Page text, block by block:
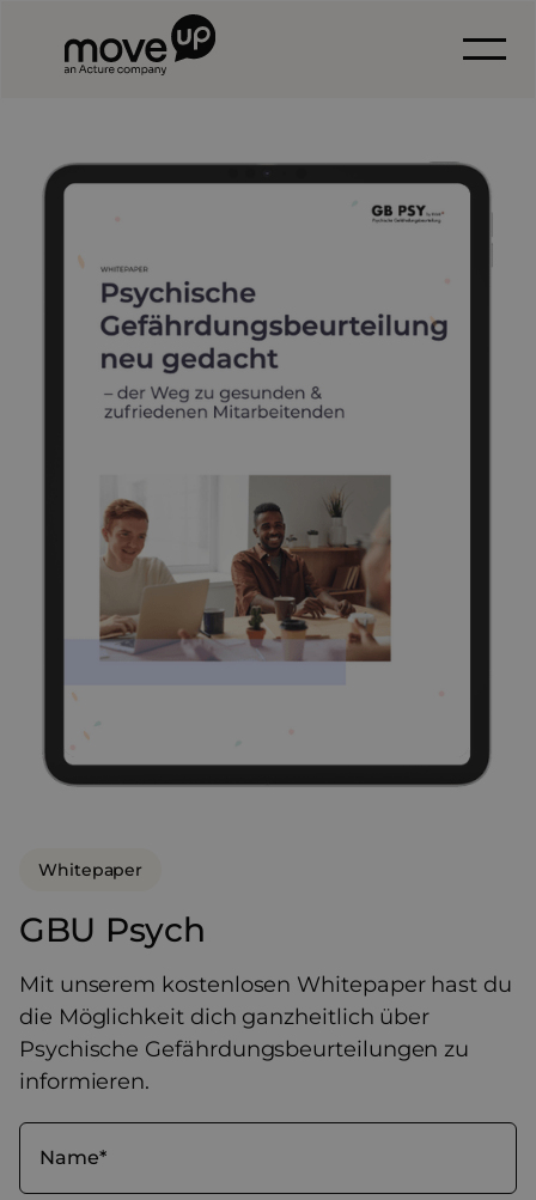
Whitepaper
GBU Psych
Mit unserem kostenlosen Whitepaper hast du
die Möglichkeit dich ganzheitlich über
Psychische Gefährdungsbeurteilungen zu
informieren.